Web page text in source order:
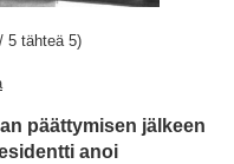
/ 5 tähteä 5)
päättymisen jälkeen
anoi